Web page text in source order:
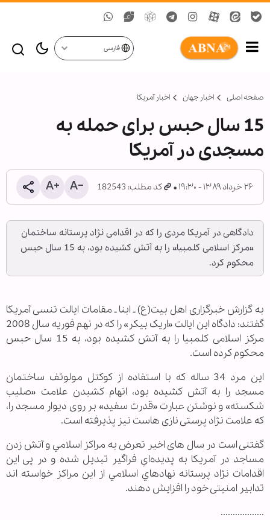
فارسی
صفحه اصلی اخبار جهان اخبار آمریکا
15 سال حبس برای حمله به
مسجدی در آمریکا
۲۶ خرداد ۱۳۸۹ - ۱۹:۳۰ کد مطلب: 182543
دادگاهی در آمریکا مردی را که در اقدامی نژاد پرستانه ساختمان
«مرکز اسلامی کلمبیا» را به آتش کشیده بود، به 15 سال حبس
محکوم کرد.
به گزارش خبرگزاری اهل بیت(ع) ـ ابنا ـ مقامات ایالت تنسی آمریکا
گفتند: دادگاه این ایالت «اریک بیکر» را که در نهم فوریه سال 2008
مرکز اسلامی کلمبیا را به آتش کشیده بود، به 15 سال حبس
محکوم کرده است.
این مرد 34 ساله که با استفاده از کوکتل مولوتف ساختمان
مسجد را به آتش کشیده بود، اتهام کشیدن علامت «صلیب
شکسته» و نوشتن عبارت «قدرت سفید» بر روی دیوار مسجد را،
که علامت نژاد پرستی نازی هاست نیز پذیرفته است.
گفتنی است در سال های اخیر تعرض به مراكز اسلامي و آتش زدن
مساجد در آمريكا به پديده‌اي فراگير تبديل شده و در پی این
اقدامات نژاد پرستانه نهادهاي اسلامي از اين مراكز خواسته اند
تدابير امنیتی خود را افزايش دهند.
..................